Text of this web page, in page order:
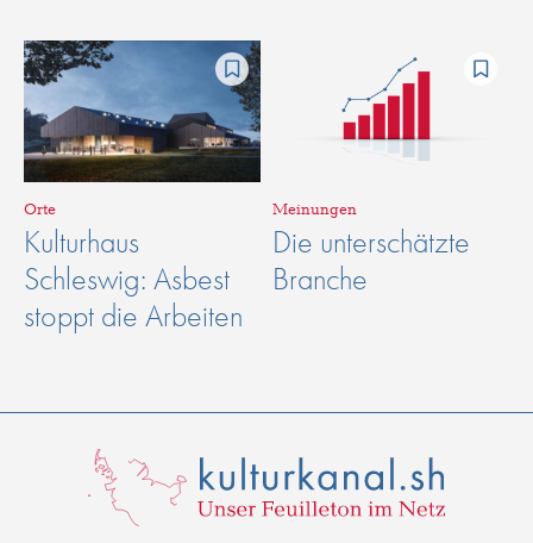
Orte
Kulturhaus
Schleswig: Asbest
stoppt die Arbeiten
Meinungen
Die unterschätzte
Branche